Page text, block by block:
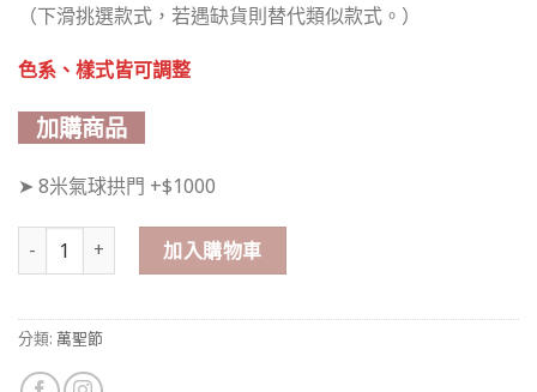
（下滑挑選款式，若遇缺貨則替代類似款式。）
色系、樣式皆可調整
加購商品
➤ 8米氣球拱門 +$1000
萬聖節｜乳膠氣球佈置套餐2 數量
加入購物車
分類: 萬聖節